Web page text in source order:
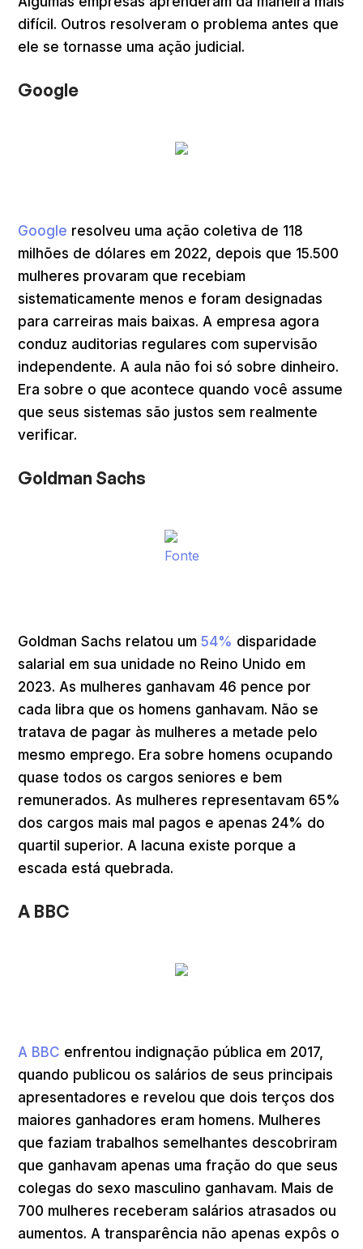
difícil. Outros resolveram o problema antes que
ele se tornasse uma ação judicial.
Google
Google resolveu uma ação coletiva de 118
milhões de dólares em 2022, depois que 15.500
mulheres provaram que recebiam
sistematicamente menos e foram designadas
para carreiras mais baixas. A empresa agora
conduz auditorias regulares com supervisão
independente. A aula não foi só sobre dinheiro.
Era sobre o que acontece quando você assume
que seus sistemas são justos sem realmente
verificar.
Goldman Sachs
Fonte
Goldman Sachs relatou um54% disparidade
salarial em sua unidade no Reino Unido em
2023. As mulheres ganhavam 46 pence por
cada libra que os homens ganhavam. Não se
tratava de pagar às mulheres a metade pelo
mesmo emprego. Era sobre homens ocupando
quase todos os cargos seniores e bem
remunerados. As mulheres representavam 65%
dos cargos mais mal pagos e apenas 24% do
quartil superior. A lacuna existe porque a
escada está quebrada.
A BBC
A BBC enfrentou indignação pública em 2017,
quando publicou os salários de seus principais
apresentadores e revelou que dois terços dos
maiores ganhadores eram homens. Mulheres
que faziam trabalhos semelhantes descobriram
que ganhavam apenas uma fração do que seus
colegas do sexo masculino ganhavam. Mais de
700 mulheres receberam salários atrasados ou
aumentos. A transparência não apenas expôs o